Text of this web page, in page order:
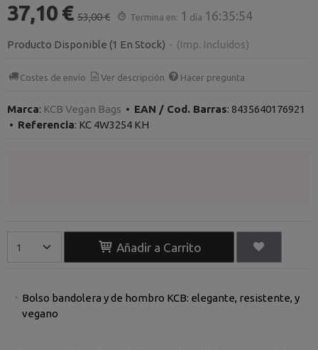
37,10 € 53,00 € Termina en: 1 día 16:35:53
Producto Disponible (1 En Stock) - (Imp. Incluidos)
Costes de envío Ver descripción Hacer pregunta
Marca: KCB Vegan Bags • EAN / Cod. Barras: 8435640176921
• Referencia: KC 4W3254 KH
Añadir a Carrito
Bolso bandolera y de hombro KCB: elegante, resistente, y
vegano